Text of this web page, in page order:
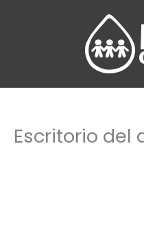
Escritorio del